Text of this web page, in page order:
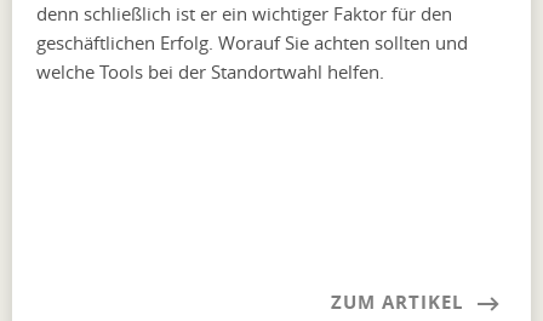
denn schließlich ist er ein wichtiger Faktor für den
geschäftlichen Erfolg. Worauf Sie achten sollten und
welche Tools bei der Standortwahl helfen.
ZUM ARTIKEL